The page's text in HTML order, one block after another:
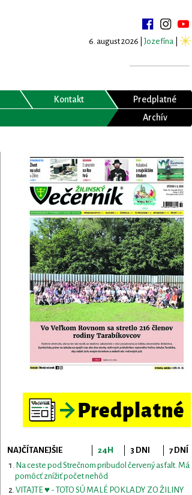
6. august 2026 | Jozefína
Kontakt
Predplatné
Archív
NAJČÍTANEJŠIE 24H 3 DNI
7 DNÍ
Na ceste pod Strečnom pribudol červený asfalt. Má
pomôcť znížiť počet nehôd
VITAJTE ♥ - TOTO SÚ MALÉ POKLADY ZO ŽILINY